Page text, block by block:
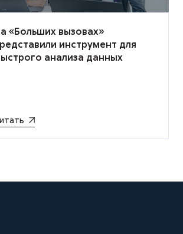
«Больших вызовах»
инструмент для
анализа данных